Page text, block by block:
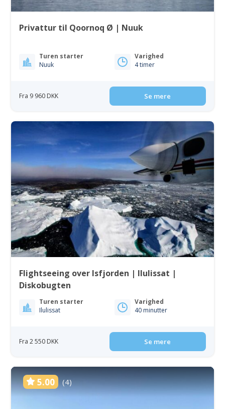
Privattur til Qoornoq Ø | Nuuk
Turen starter
Nuuk
Varighed
4 timer
Fra 9 960 DKK Se mere
Flightseeing over Isfjorden | Ilulissat |
Diskobugten
Turen starter
Ilulissat
Varighed
40 minutter
Fra 2 550 DKK Se mere
5.00 (4)